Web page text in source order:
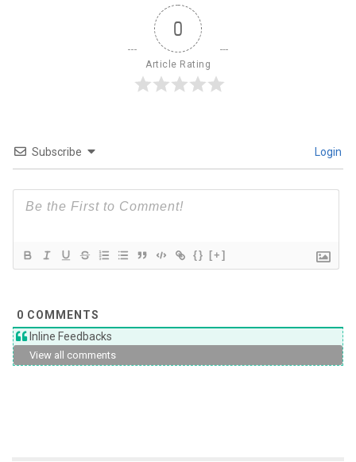
0
Article Rating
Subscribe Login
{} [+]
0 COMMENTS
Inline Feedbacks
View all comments